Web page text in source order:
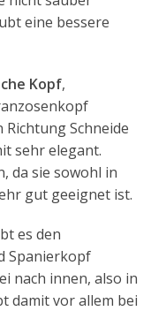
eine bessere
Kopf,
Schneide
sehr elegant.
da sie sowohl in
gut geeignet ist.
es den
Spanierkopf
nach innen, also in
damit vor allem bei